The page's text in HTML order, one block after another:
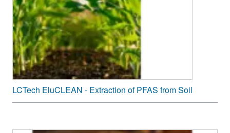
LCTech EluCLEAN - Extraction of PFAS from Soil